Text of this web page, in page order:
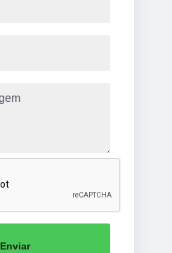
Enviar